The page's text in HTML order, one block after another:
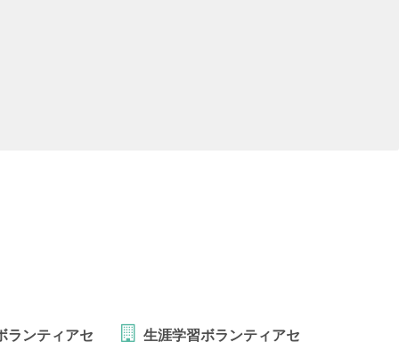
ランティアセ 生涯学習ボランティアセ